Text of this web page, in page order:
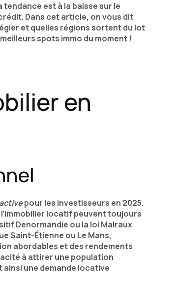
est à la baisse sur le
Dans cet article, on vous dit
et quelles régions sortent du lot
spots immo du moment !
en
pour les investisseurs en 2025.
locatif peuvent toujours
Denormandie ou la loi Malraux
Saint-Étienne ou Le Mans,
abordables et des rendements
à attirer une population
une demande locative